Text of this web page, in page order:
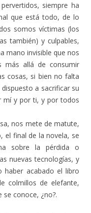
siempre ha
que está todo, de lo
somos víctimas (los
también) y culpables,
mano invisible que nos
más allá de consumir
cosas, si bien no falta
a sacrificar su
mí y por ti, y por todos
nos mete de matute,
el final de la novela, se
sobre la pérdida o
nuevas tecnologías, y
haber acabado el libro
colmillos de elefante,
conoce, ¿no?.